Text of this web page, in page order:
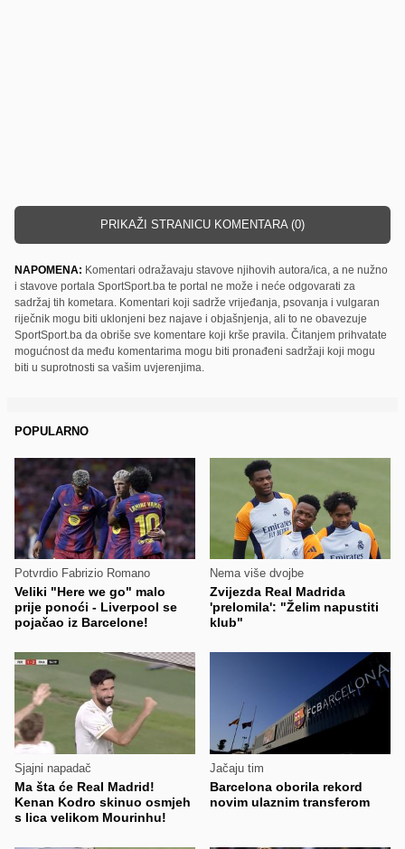
PRIKAŽI STRANICU KOMENTARA (0)
NAPOMENA: Komentari odražavaju stavove njihovih autora/ica, a ne nužno
i stavove portala SportSport.ba te portal ne može i neće odgovarati za
sadržaj tih kometara. Komentari koji sadrže vrijeđanja, psovanja i vulgaran
riječnik mogu biti uklonjeni bez najave i objašnjenja, ali to ne obavezuje
SportSport.ba da obriše sve komentare koji krše pravila. Čitanjem prihvatate
mogućnost da među komentarima mogu biti pronađeni sadržaji koji mogu
biti u suprotnosti sa vašim uvjerenjima.
POPULARNO
Potvrdio Fabrizio Romano
Veliki "Here we go" malo
prije ponoći - Liverpool se
pojačao iz Barcelone!
Nema više dvojbe
Zvijezda Real Madrida
'prelomila': "Želim napustiti
klub"
Sjajni napadač
Ma šta će Real Madrid!
Kenan Kodro skinuo osmjeh
s lica velikom Mourinhu!
Jačaju tim
Barcelona oborila rekord
novim ulaznim transferom